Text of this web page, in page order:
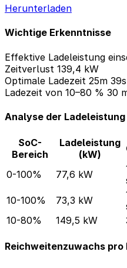
Herunterladen
Wichtige Erkenntnisse
Effektive Ladeleistung
Zeitverlust 139,4 kW
Optimale Ladezeit 25m 39s
Ladezeit von 10–80 % 30
Analyse der Ladeleistung
SoC-
Bereich
Ladeleistung
(kW)
0-100%
77,6 kW
10-100% 73,3 kW
10-80%
149,5 kW
Reichweitenzuwachs pro